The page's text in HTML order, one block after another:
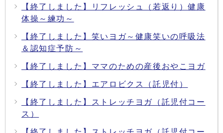
【終了しました】リフレッシュ（若返り）健康
体操～練功～
【終了しました】笑いヨガ～健康笑いの呼吸法
＆認知症予防～
【終了しました】ママのための産後おやこヨガ
【終了しました】エアロビクス（託児付）
【終了しました】ストレッチヨガ（託児付コー
ス）